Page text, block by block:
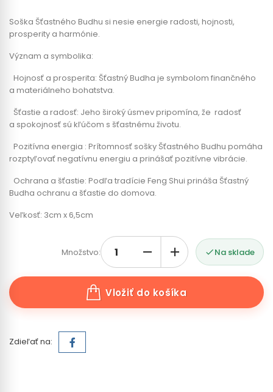
Soška Šťastného Budhu si nesie energie radosti, hojnosti,
prosperity a harmónie.
Význam a symbolika:
Hojnosť a prosperita: Šťastný Budha je symbolom finančného
a materiálneho bohatstva.
Šťastie a radosť: Jeho široký úsmev pripomína, že radosť
a spokojnosť sú kľúčom s šťastnému životu.
Pozitívna energia : Prítomnosť sošky Šťastného Budhu pomáha
rozptyľovať negatívnu energiu a prinášať pozitívne vibrácie.
Ochrana a šťastie: Podľa tradície Feng Shui prináša Šťastný
Budha ochranu a šťastie do domova.
Veľkosť: 3cm x 6,5cm
Množstvo: Na sklade
Vložiť do košíka
Zdieľať na: